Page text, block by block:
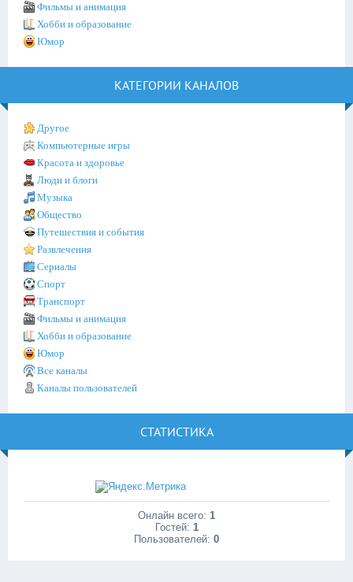
Фильмы и анимация
Хобби и образование
Юмор
КАТЕГОРИИ КАНАЛОВ
Другое
Компьютерные игры
Красота и здоровье
Люди и блоги
Музыка
Общество
Путешествия и события
Развлечения
Сериалы
Спорт
Транспорт
Фильмы и анимация
Хобби и образование
Юмор
Все каналы
Каналы пользователей
СТАТИСТИКА
Онлайн всего: 1
Гостей: 1
Пользователей: 0